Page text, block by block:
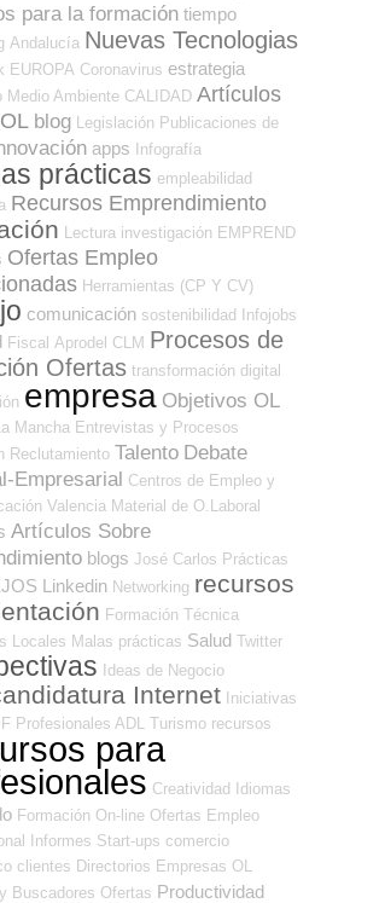
para la formación tiempo
Andalucía Nuevas Tecnologias
EUROPA Coronavirus estrategia
Medio Ambiente CALIDAD Artículos
blog Legislación Publicaciones de
apps Infografía
prácticas empleabilidad
Recursos Emprendimiento
Lectura investigación EMPREND
Ofertas Empleo
Herramientas (CP Y CV)
comunicación sostenibilidad Infojobs
Fiscal Aprodel CLM Procesos de
Ofertas transformación digital
empresa Objetivos OL
Mancha Entrevistas y Procesos
Reclutamiento Talento Debate
Empresarial Centros de Empleo y
Valencia Material de O.Laboral
Artículos Sobre
blogs José Carlos Prácticas
Linkedin Networking recursos
Formación Técnica
Locales Malas prácticas Salud Twitter
Ideas de Negocio
Internet Iniciativas
F Profesionales ADL Turismo recursos
para
Creatividad Idiomas
Formación On-line Ofertas Empleo
Informes Start-ups comercio
clientes Directorios Empresas OL
Buscadores Ofertas Productividad